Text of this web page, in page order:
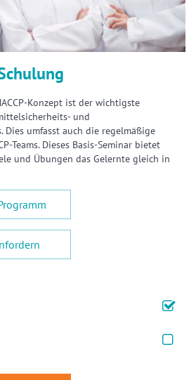
Konzept ist der wichtigste
und
Dies umfasst auch die regelmäßige
Teams. Dieses Basis-Seminar bietet
und Übungen das Gelernte gleich in